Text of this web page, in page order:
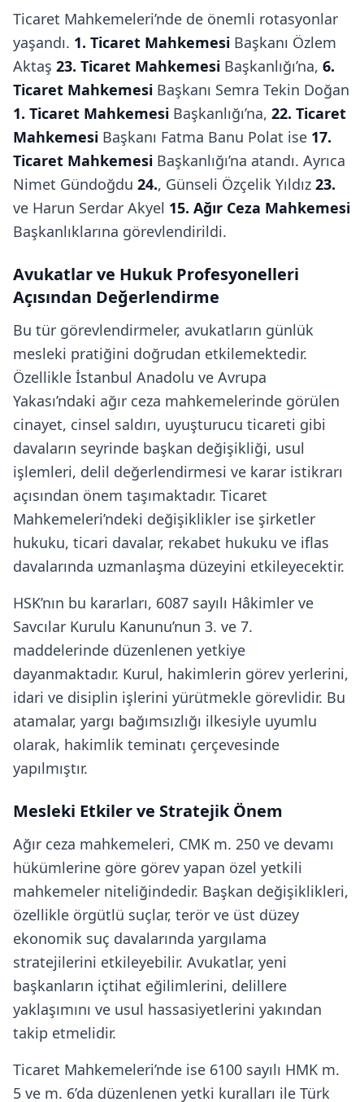
Ticaret Mahkemeleri’nde de önemli rotasyonlar
yaşandı. 1. Ticaret Mahkemesi Başkanı Özlem
Aktaş 23. Ticaret Mahkemesi Başkanlığı’na, 6.
Ticaret Mahkemesi Başkanı Semra Tekin Doğan
1. Ticaret Mahkemesi Başkanlığı’na, 22. Ticaret
Mahkemesi Başkanı Fatma Banu Polat ise 17.
Ticaret Mahkemesi Başkanlığı’na atandı. Ayrıca
Nimet Gündoğdu 24., Günseli Özçelik Yıldız 23.
ve Harun Serdar Akyel 15. Ağır Ceza Mahkemesi
Başkanlıklarına görevlendirildi.
Avukatlar ve Hukuk Profesyonelleri
Açısından Değerlendirme
Bu tür görevlendirmeler, avukatların günlük
mesleki pratiğini doğrudan etkilemektedir.
Özellikle İstanbul Anadolu ve Avrupa
Yakası’ndaki ağır ceza mahkemelerinde görülen
cinayet, cinsel saldırı, uyuşturucu ticareti gibi
davaların seyrinde başkan değişikliği, usul
işlemleri, delil değerlendirmesi ve karar istikrarı
açısından önem taşımaktadır. Ticaret
Mahkemeleri’ndeki değişiklikler ise şirketler
hukuku, ticari davalar, rekabet hukuku ve iflas
davalarında uzmanlaşma düzeyini etkileyecektir.
HSK’nın bu kararları, 6087 sayılı Hâkimler ve
Savcılar Kurulu Kanunu’nun 3. ve 7.
maddelerinde düzenlenen yetkiye
dayanmaktadır. Kurul, hakimlerin görev yerlerini,
idari ve disiplin işlerini yürütmekle görevlidir. Bu
atamalar, yargı bağımsızlığı ilkesiyle uyumlu
olarak, hakimlik teminatı çerçevesinde
yapılmıştır.
Mesleki Etkiler ve Stratejik Önem
Ağır ceza mahkemeleri, CMK m. 250 ve devamı
hükümlerine göre görev yapan özel yetkili
mahkemeler niteliğindedir. Başkan değişiklikleri,
özellikle örgütlü suçlar, terör ve üst düzey
ekonomik suç davalarında yargılama
stratejilerini etkileyebilir. Avukatlar, yeni
başkanların içtihat eğilimlerini, delillere
yaklaşımını ve usul hassasiyetlerini yakından
takip etmelidir.
Ticaret Mahkemeleri’nde ise 6100 sayılı HMK m.
5 ve m. 6’da düzenlenen yetki kuralları ile Türk